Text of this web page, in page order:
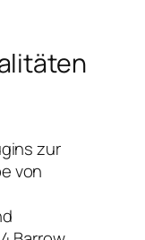
zur
von